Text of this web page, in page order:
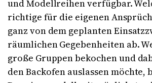
und Modellreihen verfügbar.
richtige für die eigenen
ganz von dem geplanten
räumlichen Gegebenheiten ab.
große Gruppen bekochen und
den Backofen auslassen möchte,